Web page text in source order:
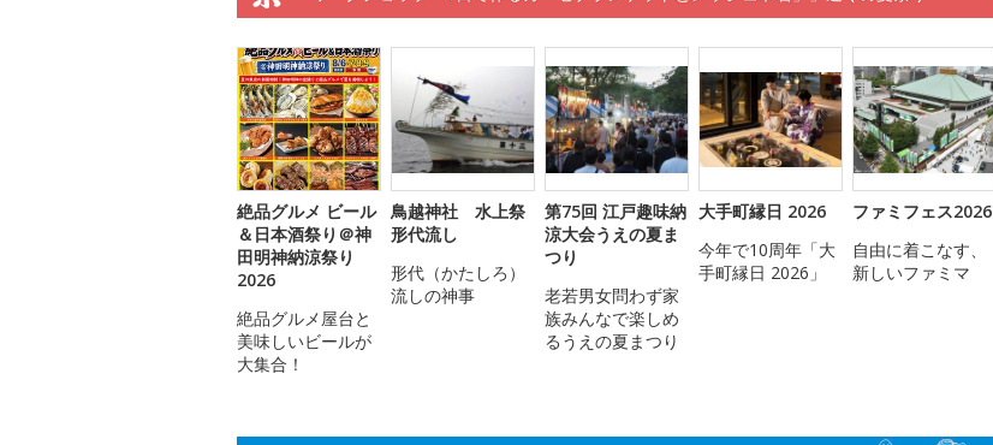
絶品グルメ ビール
＆日本酒祭り＠神
田明神納涼祭り
2026
絶品グルメ屋台と
美味しいビールが
大集合！
鳥越神社 水上祭
形代流し
形代（かたしろ）
流しの神事
第75回 江戸趣味納
涼大会うえの夏ま
つり
老若男女問わず家
族みんなで楽しめ
るうえの夏まつり
大手町縁日 2026
今年で10周年「大
手町縁日 2026」
ファミフェス2026
自由に着こなす、
新しいファミマ